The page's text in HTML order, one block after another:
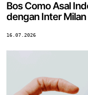
Bos Como Asal
dengan Inter
16.07.2026